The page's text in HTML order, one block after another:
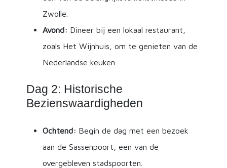
Zwolle.
Avond: Dineer bij een lokaal restaurant,
zoals Het Wijnhuis, om te genieten van de
Nederlandse keuken.
Dag 2: Historische
Bezienswaardigheden
Ochtend: Begin de dag met een bezoek
aan de Sassenpoort, een van de
overgebleven stadspoorten.